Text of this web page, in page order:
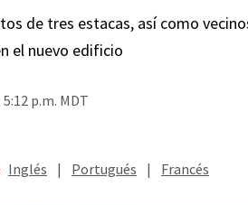
de tres estacas, así como
el nuevo edificio
p.m. MDT
Inglés | Portugués | Francés